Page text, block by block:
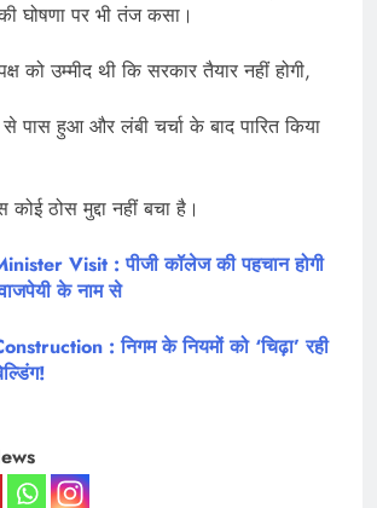
घोषणा पर भी तंज कसा।
को उम्मीद थी कि सरकार तैयार नहीं होगी,
पास हुआ और लंबी चर्चा के बाद पारित किया
ठोस मुद्दा नहीं बचा है।
Visit : पीजी कॉलेज की पहचान होगी
के नाम से
: निगम के नियमों को ‘चिढ़ा’ रही